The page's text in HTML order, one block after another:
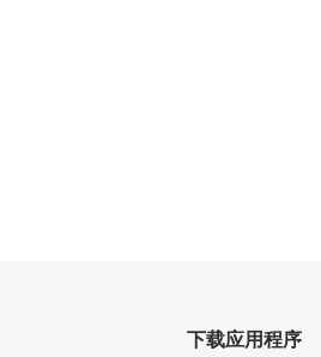
下载应用程序